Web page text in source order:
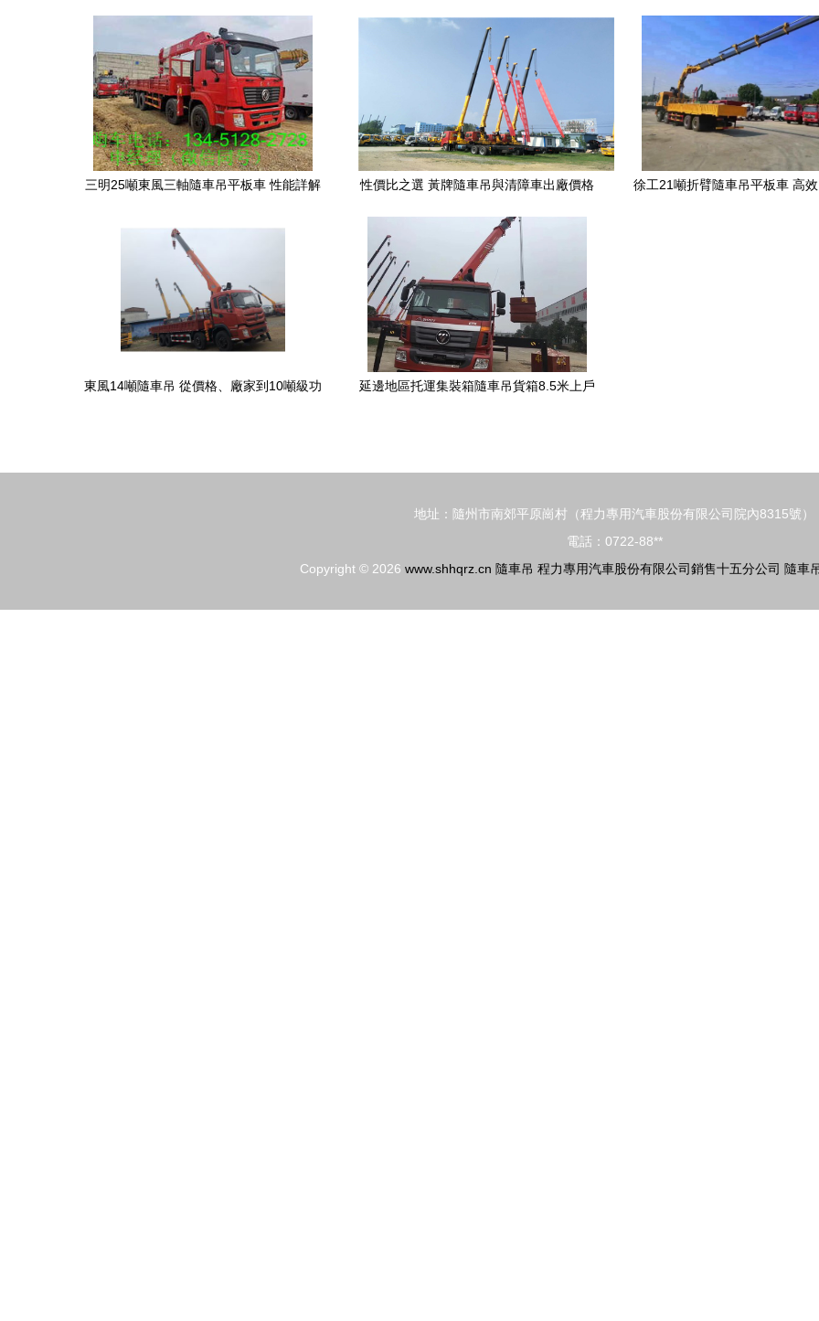
三明25噸東風三軸隨車吊平板車 性能詳解
性價比之選 黃牌隨車吊與清障車出廠價格
徐工21噸折臂隨車吊平板車 高
東風14噸隨車吊 從價格、廠家到10噸級功
延邊地區托運集裝箱隨車吊貨箱8.5米上戶
地址：隨州市南郊平原崗村（程力專用汽車股份有限公司院內8315號）
電話：0722-88**
Copyright © 2026 www.shhqrz.cn 隨車吊 程力專用汽車股份有限公司銷售十五分公司 隨車